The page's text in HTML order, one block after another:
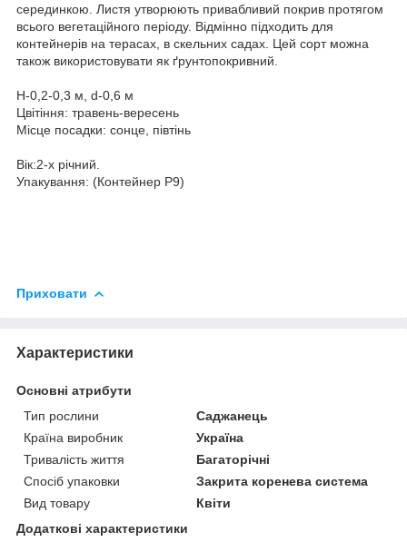
серединкою. Листя утворюють привабливий покрив протягом
всього вегетаційного періоду. Відмінно підходить для
контейнерів на терасах, в скельних садах. Цей сорт можна
також використовувати як ґрунтопокривний.
Н-0,2-0,3 м, d-0,6 м
Цвітіння: травень-вересень
Місце посадки: сонце, півтінь
Вік:2-х річний.
Упакування: (Контейнер Р9)
Приховати
Характеристики
Основні атрибути
Тип рослини
Саджанець
Країна виробник
Україна
Тривалість життя
Багаторічні
Спосіб упаковки
Закрита коренева система
Вид товару
Квіти
Додаткові характеристики